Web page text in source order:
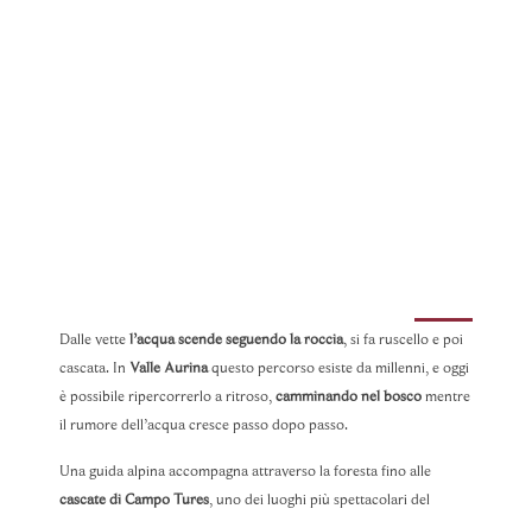
Dalle vettel’acqua scende seguendo la roccia, si fa ruscello e poi
cascata. In Valle Aurinaquesto percorso esiste da millenni, e oggi
è possibile ripercorrerlo a ritroso,camminando nel boscomentre
il rumore dell’acqua cresce passo dopo passo.
Una guida alpina accompagna attraverso la foresta fino alle
cascate di Campo Tures , uno dei luoghi più spettacolari del